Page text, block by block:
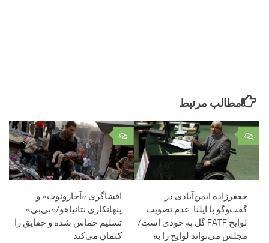
مطالب مرتبط
۰
افشاگری «آحارونوت» و
پنهانکاری نتانیاهو/«بی‌بی»
تسلیم حماس شده و حقایق را
کتمان می‌کند
۰
جعفرزاده ایمن‌آبادی در
گفت‌و‌گو با ایلنا: عدم تصویب
لوایح FATF گل به خودی است/
مجلس می‌تواند لوایح را به